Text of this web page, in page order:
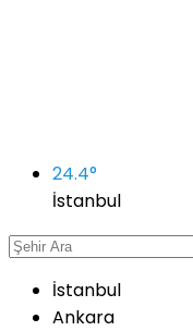
24.4°
İstanbul
İstanbul
Ankara